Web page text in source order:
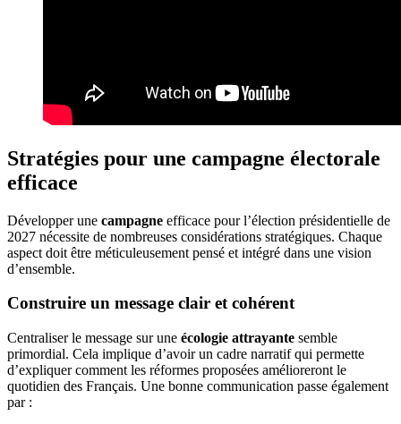
Stratégies pour une campagne électorale
efficace
Développer une campagne efficace pour l’élection présidentielle de
2027 nécessite de nombreuses considérations stratégiques. Chaque
aspect doit être méticuleusement pensé et intégré dans une vision
d’ensemble.
Construire un message clair et cohérent
Centraliser le message sur une écologie attrayante semble
primordial. Cela implique d’avoir un cadre narratif qui permette
d’expliquer comment les réformes proposées amélioreront le
quotidien des Français. Une bonne communication passe également
par :